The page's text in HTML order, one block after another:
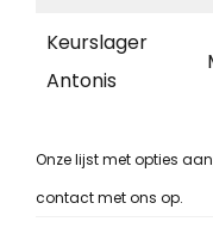
Keurslager
Antonis
Onze lijst met opties
contact met ons op.